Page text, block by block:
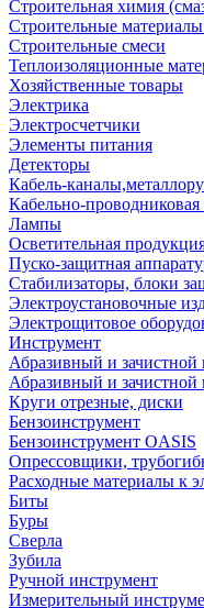
Строительная химия
Строительные материалы
Строительные смеси
Теплоизоляционные
Хозяйственные товары
Электрика
Электросчетчики
Элементы питания
Детекторы
Кабель-
Кабельно-
Лампы
Осветительная
Пуско-защитная
Стабилизаторы, блоки
Электроустановочные
Электрощитовое
Инструмент
Абразивный и зачистной
Абразивный и зачистной
Круги отрезные, диски
Бензоинструмент
Бензоинструмент OASIS
Опрессовщики,
Расходные материалы к
Биты
Буры
Сверла
Зубила
Ручной инструмент
Измерительный